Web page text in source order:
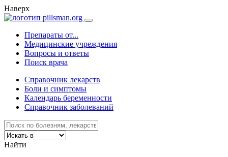
Наверх
Препараты от...
Медицинские учреждения
Вопросы и ответы
Поиск врача
Справочник лекарств
Боли и симптомы
Календарь беременности
Справочник заболеваний
Найти